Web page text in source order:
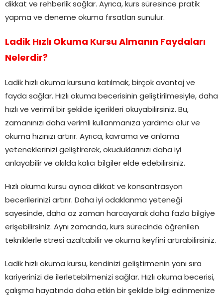
dikkat ve rehberlik sağlar. Ayrıca, kurs süresince pratik
yapma ve deneme okuma fırsatları sunulur.
Ladik Hızlı Okuma Kursu Almanın Faydaları
Nelerdir?
Ladik hızlı okuma kursuna katılmak, birçok avantaj ve
fayda sağlar. Hızlı okuma becerisinin geliştirilmesiyle, daha
hızlı ve verimli bir şekilde içerikleri okuyabilirsiniz. Bu,
zamanınızı daha verimli kullanmanıza yardımcı olur ve
okuma hızınızı artırır. Ayrıca, kavrama ve anlama
yeteneklerinizi geliştirerek, okuduklarınızı daha iyi
anlayabilir ve akılda kalıcı bilgiler elde edebilirsiniz.
Hızlı okuma kursu ayrıca dikkat ve konsantrasyon
becerilerinizi artırır. Daha iyi odaklanma yeteneği
sayesinde, daha az zaman harcayarak daha fazla bilgiye
erişebilirsiniz. Aynı zamanda, kurs sürecinde öğrenilen
tekniklerle stresi azaltabilir ve okuma keyfini artırabilirsiniz.
Ladik hızlı okuma kursu, kendinizi geliştirmenin yanı sıra
kariyerinizi de ilerletebilmenizi sağlar. Hızlı okuma becerisi,
çalışma hayatında daha etkin bir şekilde bilgi edinmenize